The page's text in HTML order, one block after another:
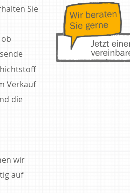
Sie
Verkauf
die
wir
auf